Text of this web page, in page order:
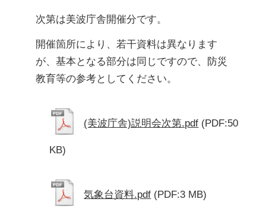
次第は美波庁舎開催分です。
開催箇所により、若干資料は異なります
が、基本となる部分は同じですので、防災
教育等の参考としてください。
(美波庁舎)説明会次第.pdf (PDF:50
KB)
気象台資料.pdf (PDF:3 MB)